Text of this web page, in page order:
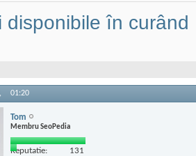
disponibile în curând
01:20
Tom
Membru SeoPedia
Reputatie: 131